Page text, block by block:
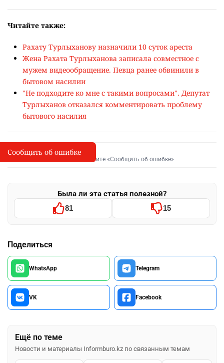
Читайте также:
Рахату Турлыханову назначили 10 суток ареста
Жена Рахата Турлыханова записала совместное с
мужем видеообращение. Певца ранее обвинили в
бытовом насилии
"Не подходите ко мне с такими вопросами". Депутат
Турлыханов отказался комментировать проблему
бытового насилия
I
Сообщить об опечатке
Выделите фрагмент и нажмите «Сообщить об ошибке»
Была ли эта статья полезной?
81 15
Поделиться
WhatsApp Telegram
VK Facebook
Ещё по теме
Новости и материалы Informburo.kz по связанным темам
Сообщить об ошибке